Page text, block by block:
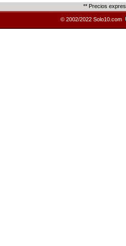
** Precios
© 2002/2022 Solo10.com